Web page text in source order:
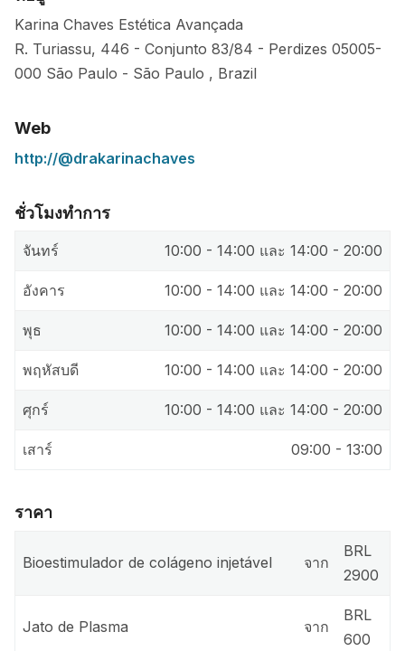
Karina Chaves Estética Avançada
R. Turiassu, 446 - Conjunto 83/84 - Perdizes 05005-
000 São Paulo - São Paulo , Brazil
Web
http://@drakarinachaves
ชั่วโมงทำการ
จันทร์ 10:00 - 14:00 และ 14:00 - 20:00
อังคาร 10:00 - 14:00 และ 14:00 - 20:00
พุธ 10:00 - 14:00 และ 14:00 - 20:00
พฤหัสบดี 10:00 - 14:00 และ 14:00 - 20:00
ศุกร์ 10:00 - 14:00 และ 14:00 - 20:00
เสาร์ 09:00 - 13:00
ราคา
Bioestimulador de colágeno injetável จาก
BRL
2900
Jato de Plasma จาก
BRL
600